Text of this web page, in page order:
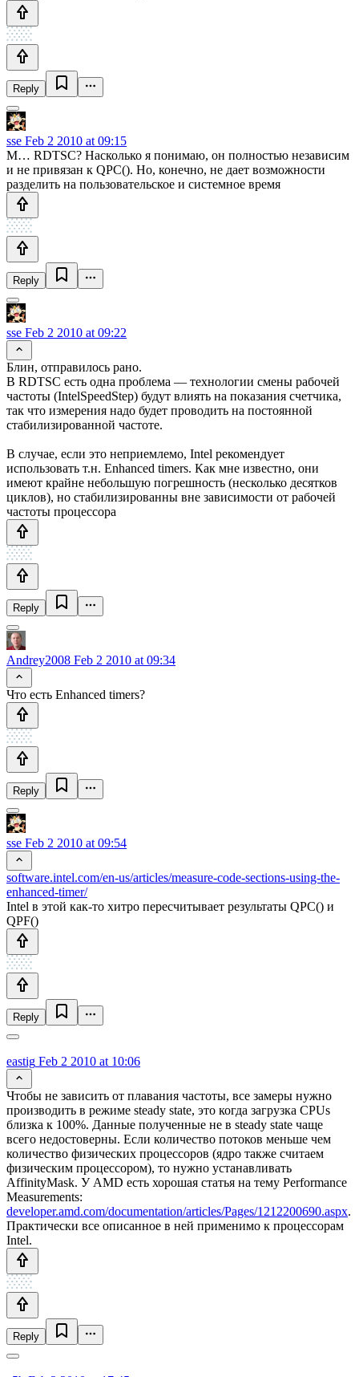
Reply
sse Feb 2 2010 at 09:15
М… RDTSC? Насколько я понимаю, он полностью независим
и не привязан к QPC(). Но, конечно, не дает возможности
разделить на пользовательское и системное время
Reply
sse Feb 2 2010 at 09:22
Блин, отправилось рано.
В RDTSC есть одна проблема — технологии смены рабочей
частоты (IntelSpeedStep) будут влиять на показания счетчика,
так что измерения надо будет проводить на постоянной
стабилизированной частоте.
В случае, если это неприемлемо, Intel рекомендует
использовать т.н. Enhanced timers. Как мне известно, они
имеют крайне небольшую погрешность (несколько десятков
циклов), но стабилизированны вне зависимости от рабочей
частоты процессора
Reply
Andrey2008 Feb 2 2010 at 09:34
Что есть Enhanced timers?
Reply
sse Feb 2 2010 at 09:54
software.intel.com/en-us/articles/measure-code-sections-using-the-
enhanced-timer/
Intel в этой как-то хитро пересчитывает результаты QPC() и
QPF()
Reply
eastig Feb 2 2010 at 10:06
Чтобы не зависить от плавания частоты, все замеры нужно
производить в режиме steady state, это когда загрузка CPUs
близка к 100%. Данные полученные не в steady state чаще
всего недостоверны. Если количество потоков меньше чем
количество физических процессоров (ядро также считаем
физическим процессором), то нужно устанавливать
AffinityMask. У AMD есть хорошая статья на тему Performance
Measurements:
developer.amd.com/documentation/articles/Pages/1212200690.aspx.
Практически все описанное в ней применимо к процессорам
Intel.
Reply